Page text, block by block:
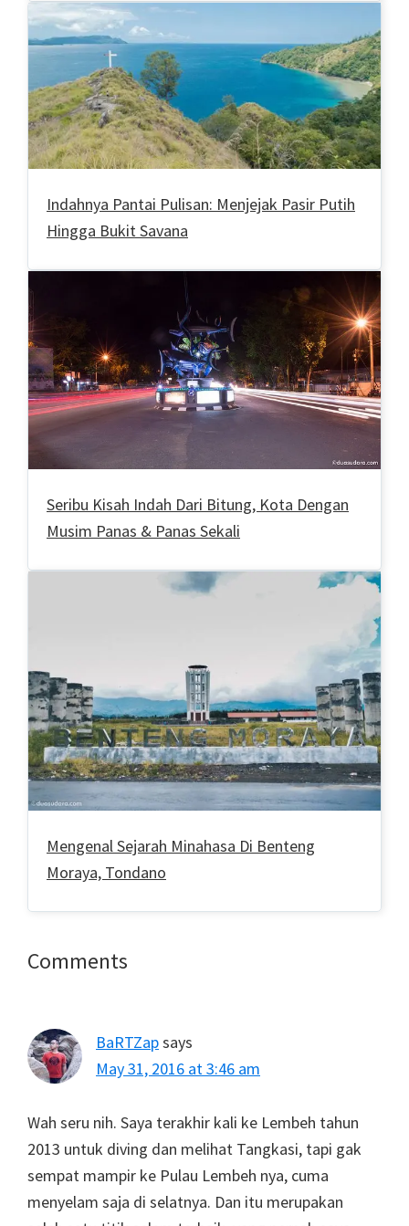
Indahnya Pantai Pulisan: Menjejak Pasir Putih
Hingga Bukit Savana
Seribu Kisah Indah Dari Bitung, Kota Dengan
Musim Panas & Panas Sekali
Mengenal Sejarah Minahasa Di Benteng
Moraya, Tondano
Reader
Comments
BaRTZapsays
May 31, 2016 at 3:46 am
Wah seru nih. Saya terakhir kali ke Lembeh tahun
2013 untuk diving dan melihat Tangkasi, tapi gak
sempat mampir ke Pulau Lembeh nya, cuma
menyelam saja di selatnya. Dan itu merupakan